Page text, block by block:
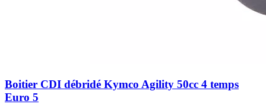
Boitier CDI débridé Kymco Agility 50cc 4 temps
Euro 5